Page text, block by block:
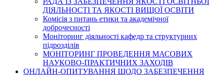
ДІЯЛЬНОСТІ ТА ЯКОСТІ ВИЩОЇ ОСВІТИ
Комісія з питань етики та академічної
доброчесності
Моніторинг діяльності кафедр та структурних
підрозділів
МОНІТОРИНГ ПРОВЕДЕННЯ МАСОВИХ
НАУКОВО-ПРАКТИЧНИХ ЗАХОДІВ
ОНЛАЙН-ОПИТУВАННЯ ЩОДО ЗАБЕЗПЕЧЕННЯ